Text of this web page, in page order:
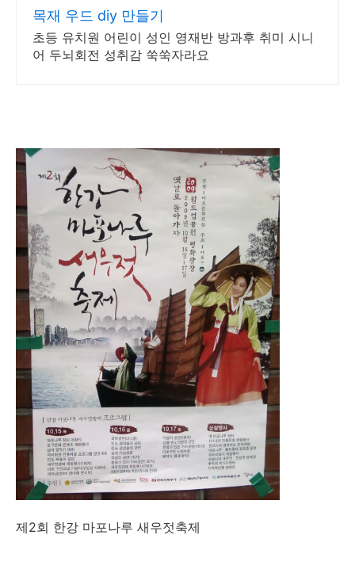
목재 우드 diy 만들기
초등 유치원 어린이 성인 영재반 방과후 취미 시니
어 두뇌회전 성취감 쑥쑥자라요
제2회 한강 마포나루 새우젓축제